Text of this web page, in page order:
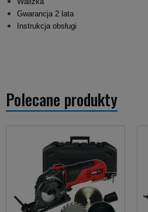
Gwarancja 2 lata
Instrukcja obsługi
Polecane produkty